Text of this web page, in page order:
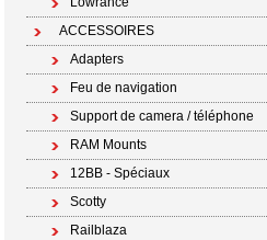
ACCESSOIRES
Adapters
Feu de navigation
Support de camera / téléphone
RAM Mounts
12BB - Spéciaux
Scotty
Railblaza